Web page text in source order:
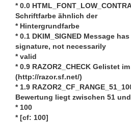
* 0.0
Schriftfarbe ähnlich der
* Hintergrundfarbe
* 0.1 DKIM_SIGNED Message
signature, not necessarily
* valid
* 0.9 RAZOR2_CHECK Gelistet
(http://razor.sf.net/)
* 1.9
Bewertung liegt zwischen 51 und
* 100
* [cf: 100]